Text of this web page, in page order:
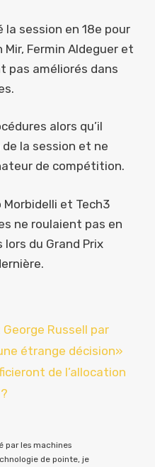
la session en 18e pour
Fermin Aldeguer et
pas améliorés dans
alors qu’il
la session et ne
de compétition.
Morbidelli et Tech3
ne roulaient pas en
du Grand Prix
Russell par
étrange décision»
de l’allocation
par les machines
de pointe, je